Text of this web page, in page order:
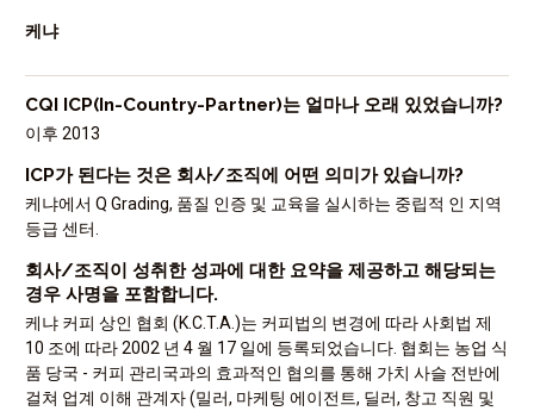
케냐
CQI ICP(In-Country-Partner)는 얼마나 오래 있었습니까?
이후 2013
ICP가 된다는 것은 회사/조직에 어떤 의미가 있습니까?
케냐에서 Q Grading, 품질 인증 및 교육을 실시하는 중립적 인 지역
등급 센터.
회사/조직이 성취한 성과에 대한 요약을 제공하고 해당되는
경우 사명을 포함합니다.
케냐 커피 상인 협회 (K.C.T.A.)는 커피법의 변경에 따라 사회법 제
10 조에 따라 2002 년 4 월 17 일에 등록되었습니다. 협회는 농업 식
품 당국 - 커피 관리국과의 효과적인 협의를 통해 가치 사슬 전반에
걸쳐 업계 이해 관계자 (밀러, 마케팅 에이전트, 딜러, 창고 직원 및